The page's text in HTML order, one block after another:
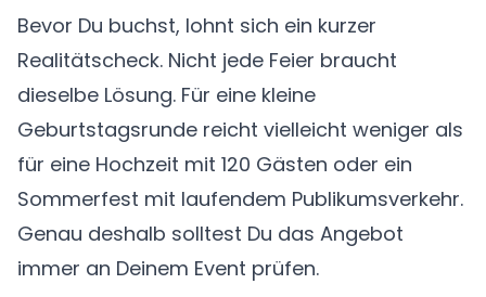
Bevor Du buchst, lohnt sich ein kurzer
Realitätscheck. Nicht jede Feier braucht
dieselbe Lösung. Für eine kleine
Geburtstagsrunde reicht vielleicht weniger als
für eine Hochzeit mit 120 Gästen oder ein
Sommerfest mit laufendem Publikumsverkehr.
Genau deshalb solltest Du das Angebot
immer an Deinem Event prüfen.